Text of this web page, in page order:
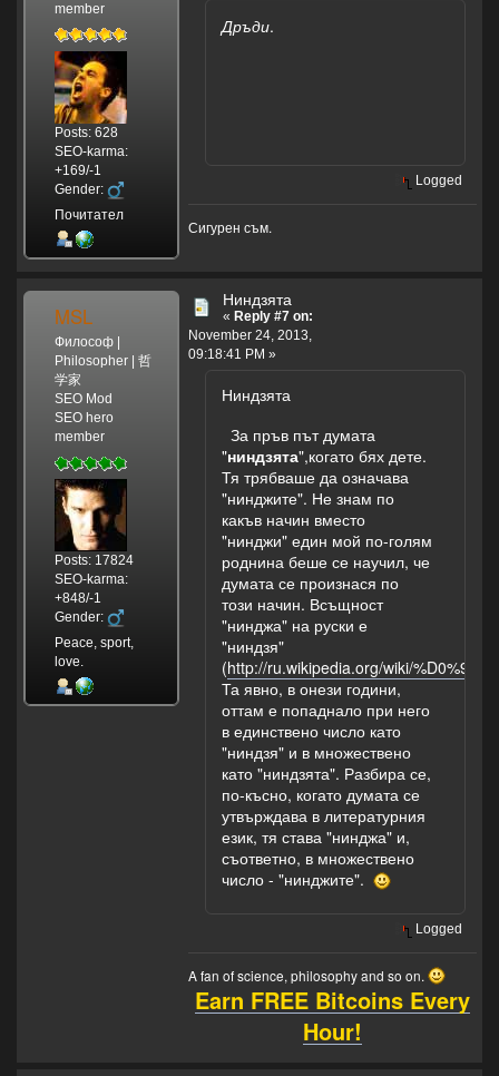
member
Posts: 628
SEO-karma:
+169/-1
Gender:
Почитател
Дръди.
Logged
Сигурен съм.
MSL
Философ |
Philosopher | 哲
学家
SEO Mod
SEO hero
member
Posts: 17824
SEO-karma:
+848/-1
Gender:
Peace, sport,
love.
Ниндзята
« Reply #7 on:
November 24, 2013,
09:18:41 PM »
Ниндзята
За пръв път думата
"ниндзята",когато бях дете.
Тя трябваше да означава
"нинджите". Не знам по
какъв начин вместо
"нинджи" един мой по-голям
роднина беше се научил, че
думата се произнася по
този начин. Всъщност
"нинджа" на руски е
"ниндзя"
(http://ru.wikipedia.org/wiki/
Та явно, в онези години,
оттам е попаднало при него
в единствено число като
"ниндзя" и в множествено
като "ниндзята". Разбира се,
по-късно, когато думата се
утвърждава в литературния
език, тя става "нинджа" и,
съответно, в множествено
число - "нинджите".
Logged
A fan of science, philosophy and so on.
Earn FREE Bitcoins Every
Hour!